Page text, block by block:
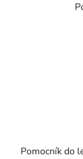
Pomocník do